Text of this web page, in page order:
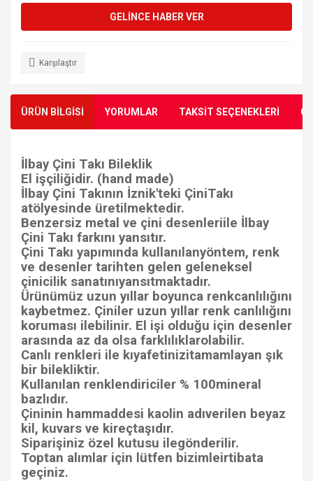
GELİNCE HABER VER
Karşılaştır
ÜRÜN BİLGİSİ YORUMLAR TAKSİT SEÇENEKLERİ
İlbay Çini Takı Bileklik
El işçiliğidir. (hand made)
İlbay Çini Takının İznik'teki ÇiniTakı
atölyesinde üretilmektedir.
Benzersiz metal ve çini desenleriile İlbay
Çini Takı farkını yansıtır.
Çini Takı yapımında kullanılanyöntem, renk
ve desenler tarihten gelen geleneksel
çinicilik sanatınıyansıtmaktadır.
Ürünümüz uzun yıllar boyunca renkcanlılığını
kaybetmez. Çiniler uzun yıllar renk canlılığını
koruması ilebilinir. El işi olduğu için desenler
arasında az da olsa farklılıklarolabilir.
Canlı renkleri ile kıyafetinizitamamlayan şık
bir bilekliktir.
Kullanılan renklendiriciler % 100mineral
bazlıdır.
Çininin hammaddesi kaolin adıverilen beyaz
kil, kuvars ve kireçtaşıdır.
Siparişiniz özel kutusu ilegönderilir.
Toptan alımlar için lütfen bizimleirtibata
geçiniz.